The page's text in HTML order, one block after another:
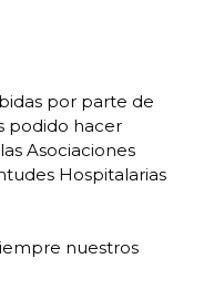
por parte de
podido hacer
Asociaciones
Hospitalarias
nuestros